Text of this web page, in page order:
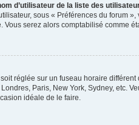
d’utilisateur de la liste des
sous « Préférences du forum
Vous serez alors comptabilisé comme
réglée sur un fuseau horaire
Paris, New York, Sydney, etc.
idéale de le faire.